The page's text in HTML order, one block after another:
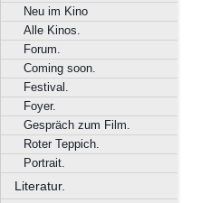
Neu im Kino
Alle Kinos.
Forum.
Coming soon.
Festival.
Foyer.
Gespräch zum Film.
Roter Teppich.
Portrait.
Literatur.